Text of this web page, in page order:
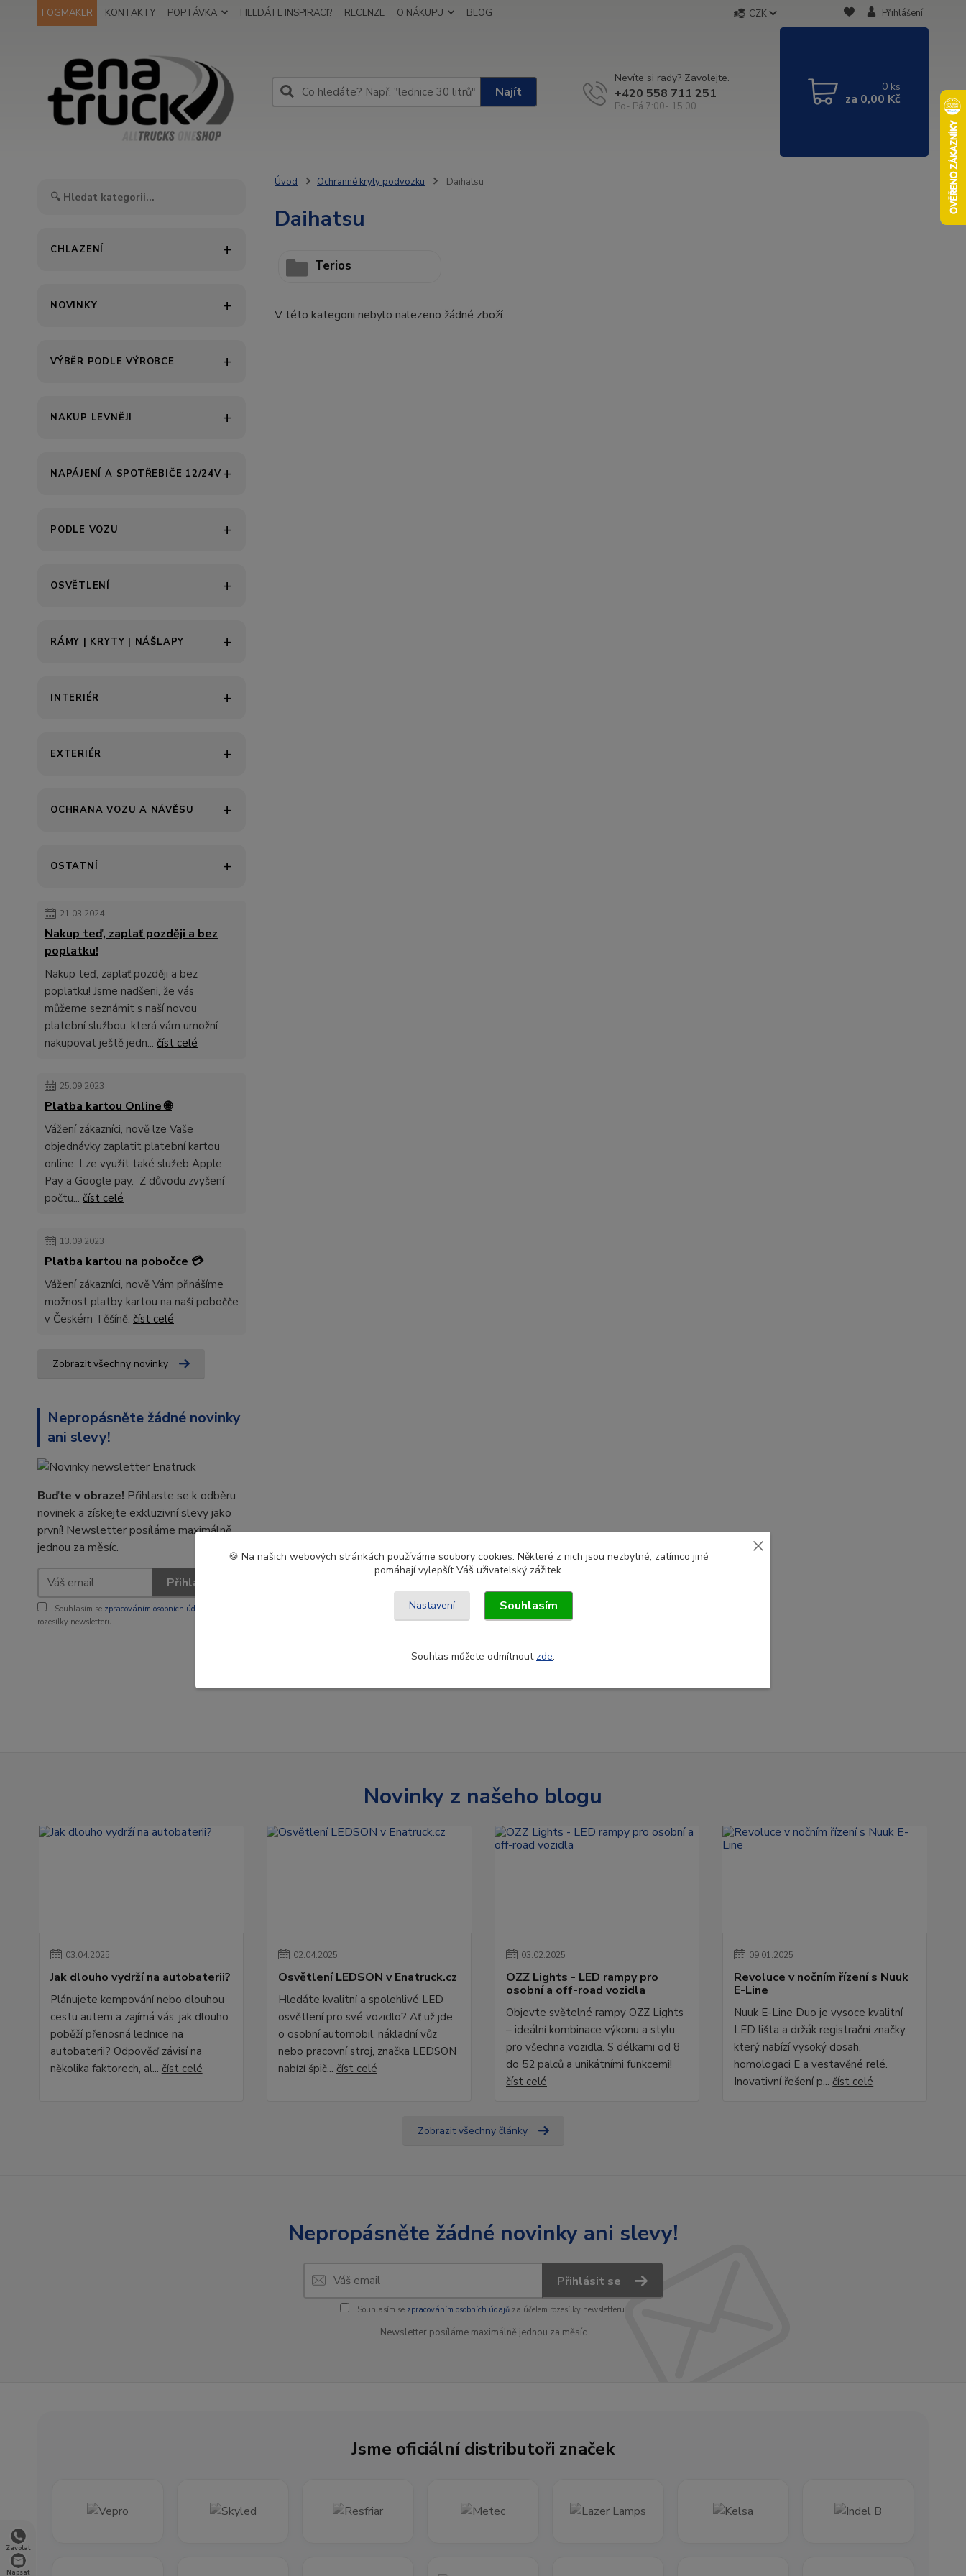
Zavolat
Napsat
FOGMAKER KONTAKTY POPTÁVKA HLEDÁTE INSPIRACI? RECENZE O NÁKUPU BLOG CZK Přihlášení
Najít
Nevíte si rady? Zavolejte.
+420 558 711 251
Po- Pá 7:00- 15:00
0 ks
za 0,00 Kč
CHLAZENÍ
NOVINKY
VÝBĚR PODLE VÝROBCE
NAKUP LEVNĚJI
NAPÁJENÍ A SPOTŘEBIČE 12/24V
PODLE VOZU
OSVĚTLENÍ
RÁMY | KRYTY | NÁŠLAPY
INTERIÉR
EXTERIÉR
OCHRANA VOZU A NÁVĚSU
OSTATNÍ
21.03.2024
Nakup teď, zaplať později a bez
poplatku!
Nakup teď, zaplať později a bez
poplatku! Jsme nadšeni, že vás
můžeme seznámit s naší novou
platební službou, která vám umožní
nakupovat ještě jedn... číst celé
25.09.2023
Platba kartou Online 🌐
Vážení zákazníci, nově lze Vaše
objednávky zaplatit platební kartou
online. Lze využít také služeb Apple
Pay a Google pay. Z důvodu zvyšení
počtu... číst celé
13.09.2023
Platba kartou na pobočce 💳
Vážení zákazníci, nově Vám přinášíme
možnost platby kartou na naší pobočče
v Českém Těšíně. číst celé
Zobrazit všechny novinky
Nepropásněte žádné novinky
ani slevy!
Buďte v obraze! Přihlaste se k odběru
novinek a získejte exkluzivní slevy jako
první! Newsletter posíláme maximálně
jednou za měsíc.
Přihlásit se
Souhlasím se zpracováním osobních údajů
rozesílky newsletteru.
Úvod Ochranné kryty podvozku Daihatsu
Daihatsu
Terios
V této kategorii nebylo nalezeno žádné zboží.
Novinky z našeho blogu
03.04.2025
Jak dlouho vydrží na autobaterii?
Plánujete kempování nebo dlouhou
cestu autem a zajímá vás, jak dlouho
poběží přenosná lednice na
autobaterii? Odpověď závisí na
několika faktorech, al... číst celé
02.04.2025
Osvětlení LEDSON v Enatruck.cz
Hledáte kvalitní a spolehlivé LED
osvětlení pro své vozidlo? Ať už jde
o osobní automobil, nákladní vůz
nebo pracovní stroj, značka LEDSON
nabízí špič... číst celé
03.02.2025
OZZ Lights - LED rampy pro
osobní a off-road vozidla
Objevte světelné rampy OZZ Lights
– ideální kombinace výkonu a stylu
pro všechna vozidla. S délkami od 8
do 52 palců a unikátními funkcemi!
číst celé
09.01.2025
Revoluce v nočním řízení s Nuuk
E-Line
Nuuk E-Line Duo je vysoce kvalitní
LED lišta a držák registrační značky,
který nabízí vysoký dosah,
homologaci E a vestavěné relé.
Inovativní řešení p...číst celé
Zobrazit všechny články
Nepropásněte žádné novinky ani slevy!
Přihlásit se
Souhlasím se zpracováním osobních údajůza účelem rozesílky newsletteru.
Newsletter posíláme maximálně jednou za měsíc
Jsme oficiální distributoři značek
🍪 Na našich webových stránkách používáme soubory cookies. Některé z nich jsou nezbytné, zatímco jiné
pomáhají vylepšít Váš uživatelský zážitek.
Nastavení Souhlasím
Souhlas můžete odmítnout zde.